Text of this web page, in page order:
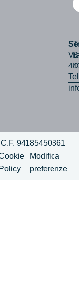
94185450361
Policy
Modifica
preferenze